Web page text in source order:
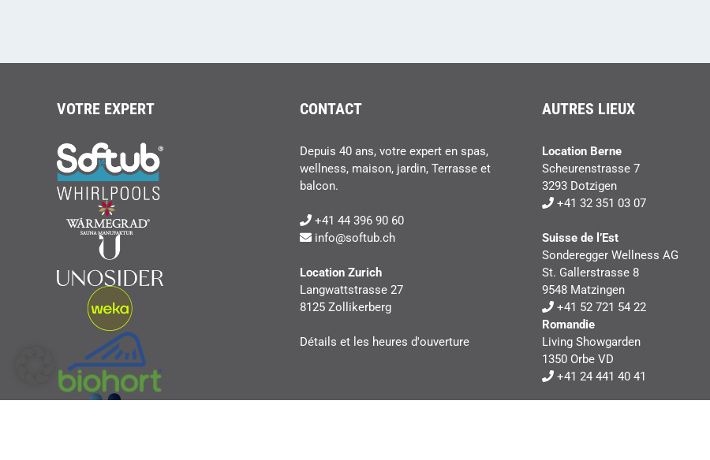
VOTRE EXPERT CONTACT
Depuis 40 ans, votre expert en spas,
wellness, maison, jardin, Terrasse et
balcon.
+41 44 396 90 60
info@softub.ch
Location Zurich
Langwattstrasse 27
8125 Zollikerberg
Détails et les heures d'ouverture
AUTRES LIEUX
Location Berne
Scheurenstrasse 7
3293 Dotzigen
+41 32 351 03 07
Suisse de l’Est
Sonderegger Wellness AG
St. Gallerstrasse 8
9548 Matzingen
+41 52 721 54 22
Romandie
Living Showgarden
1350 Orbe VD
+41 24 441 40 41